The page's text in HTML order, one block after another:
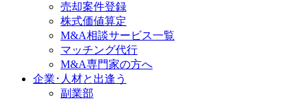
売却案件登録
株式価値算定
M&A相談サービス一覧
マッチング代行
M&A専門家の方へ
企業･人材と出逢う
副業部